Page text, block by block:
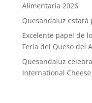
Alimentaria 2026
Quesandaluz
Excelente papel de
Feria del Queso del
Quesandaluz
International